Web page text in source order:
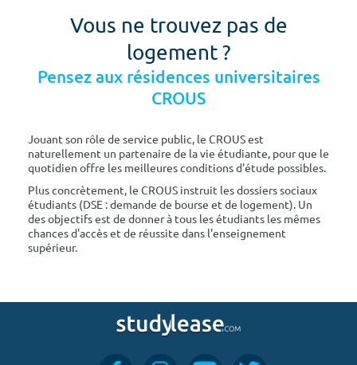
Vous ne trouvez pas de
logement ?
Pensez aux résidences universitaires
CROUS
Jouant son rôle de service public, le CROUS est
naturellement un partenaire de la vie étudiante, pour que le
quotidien offre les meilleures conditions d'étude possibles.
Plus concrètement, le CROUS instruit les dossiers sociaux
étudiants (DSE : demande de bourse et de logement). Un
des objectifs est de donner à tous les étudiants les mêmes
chances d'accès et de réussite dans l'enseignement
supérieur.